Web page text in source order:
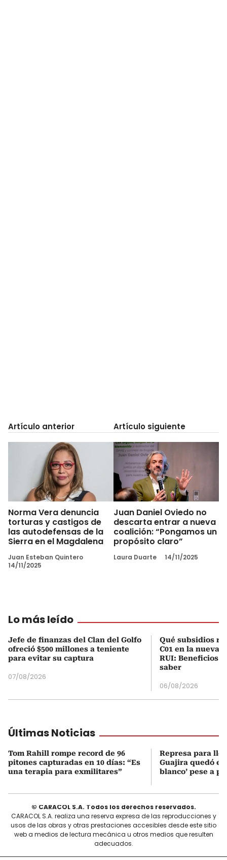
Artículo anterior
Norma Vera denuncia
torturas y castigos de
las autodefensas de la
Sierra en el Magdalena
Juan Esteban Quintero
14/11/2025
Artículo siguiente
Juan Daniel Oviedo no
descarta entrar a nueva
coalición: “Pongamos un
propósito claro”
Laura Duarte 14/11/2025
Lo más leído
Jefe de finanzas del Clan del Golfo
ofreció $500 millones a teniente
para evitar su captura
07/08/2026
Qué subsidios
C01 en la nueva
RUI: Beneficios
saber
06/08/2026
Últimas Noticias
Tom Rahill rompe record de 96
pitones capturadas en 10 días: “Es
una terapia para exmilitares”
Represa para
Guajira quedó en
blanco’ pese a
© CARACOL S.A. Todos los derechos reservados.
CARACOL S.A. realiza una reserva expresa de las reproducciones y
usos de las obras y otras prestaciones accesibles desde este sitio
web a medios de lectura mecánica u otros medios que resulten
adecuados.